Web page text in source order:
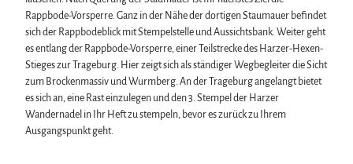
Rappbode-Vorsperre. Ganz in der Nähe der dortigen Staumauer befindet
sich der Rappbodeblick mit Stempelstelle und Aussichtsbank. Weiter geht
es entlang der Rappbode-Vorsperre, einer Teilstrecke des Harzer-Hexen-
Stieges zur Trageburg. Hier zeigt sich als ständiger Wegbegleiter die Sicht
zum Brockenmassiv und Wurmberg. An der Trageburg angelangt bietet
es sich an, eine Rast einzulegen und den 3. Stempel der Harzer
Wandernadel in Ihr Heft zu stempeln, bevor es zurück zu Ihrem
Ausgangspunkt geht.